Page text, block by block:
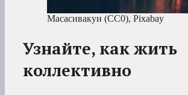
Масасивакуи (CC0), Pixabay
Узнайте, как жить
коллективно